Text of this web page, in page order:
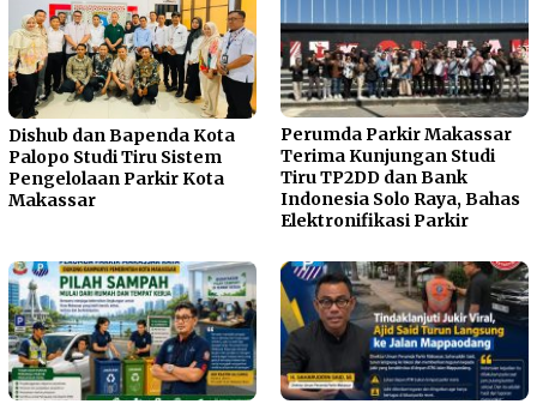
Dishub dan Bapenda Kota
Palopo Studi Tiru Sistem
Pengelolaan Parkir Kota
Makassar
Perumda Parkir Makassar
Terima Kunjungan Studi
Tiru TP2DD dan Bank
Indonesia Solo Raya, Bahas
Elektronifikasi Parkir